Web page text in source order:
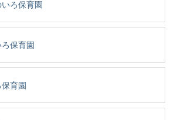
いろ保育園
保育園
育園